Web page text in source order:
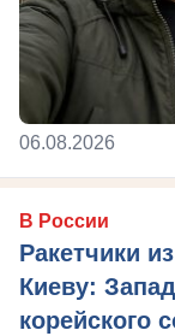
06.08.2026
В России
Ракетчики
Киеву:
корейского